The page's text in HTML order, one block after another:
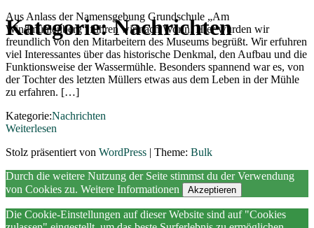
Kategorie:Nachrichten
Aus Anlass der Namensgebung Grundschule „Am
Windmühlenberg“ fuhren wir nach Worin. Hier wurden wir
freundlich von den Mitarbeitern des Museums begrüßt. Wir erfuhren
viel Interessantes über das historische Denkmal, den Aufbau und die
Funktionsweise der Wassermühle. Besonders spannend war es, von
der Tochter des letzten Müllers etwas aus dem Leben in der Mühle
zu erfahren. […]
Kategorie:Nachrichten
Weiterlesen
Stolz präsentiert von WordPress | Theme: Bulk
Durch die weitere Nutzung der Seite stimmst du der Verwendung
von Cookies zu. Weitere Informationen Akzeptieren
Die Cookie-Einstellungen auf dieser Website sind auf "Cookies